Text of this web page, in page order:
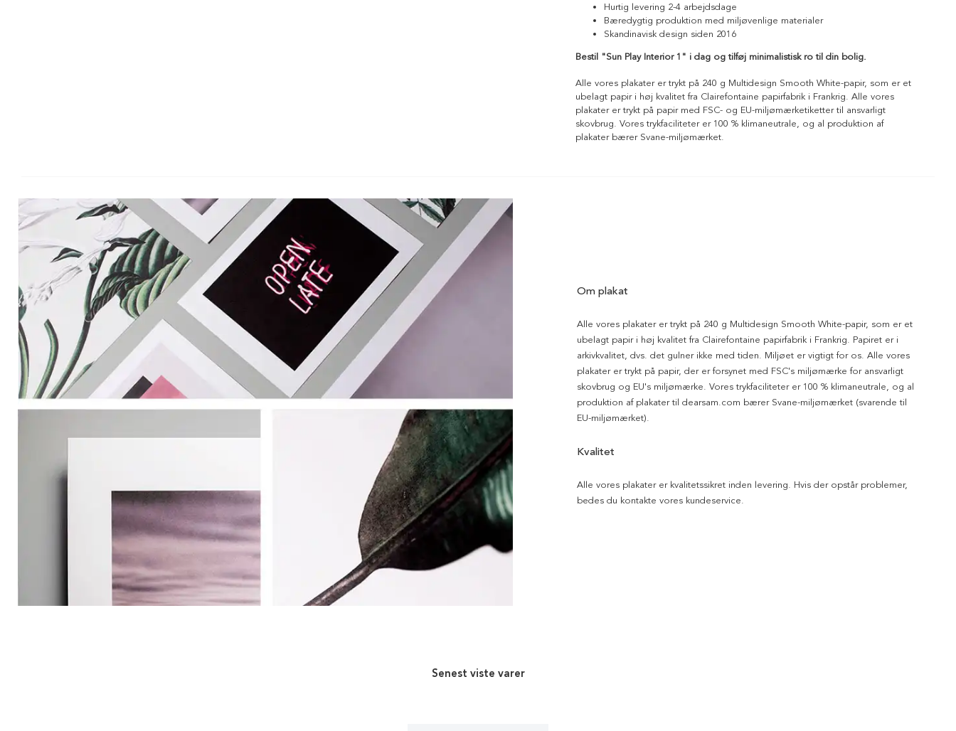
Hurtig levering 2-4 arbejdsdage
Bæredygtig produktion med miljøvenlige materialer
Skandinavisk design siden 2016
Bestil "Sun Play Interior 1" i dag og tilføj minimalistisk ro til din bolig.
Alle vores plakater er trykt på 240 g Multidesign Smooth White-papir, som er et
ubelagt papir i høj kvalitet fra Clairefontaine papirfabrik i Frankrig. Alle vores
plakater er trykt på papir med FSC- og EU-miljømærketiketter til ansvarligt
skovbrug. Vores trykfaciliteter er 100 % klimaneutrale, og al produktion af
plakater bærer Svane-miljømærket.
Om plakat
Alle vores plakater er trykt på 240 g Multidesign Smooth White-papir, som er et
ubelagt papir i høj kvalitet fra Clairefontaine papirfabrik i Frankrig. Papiret er i
arkivkvalitet, dvs. det gulner ikke med tiden. Miljøet er vigtigt for os. Alle vores
plakater er trykt på papir, der er forsynet med FSC's miljømærke for ansvarligt
skovbrug og EU's miljømærke. Vores trykfaciliteter er 100 % klimaneutrale, og al
produktion af plakater til dearsam.com bærer Svane-miljømærket (svarende til
EU-miljømærket).
Kvalitet
Alle vores plakater er kvalitetssikret inden levering. Hvis der opstår problemer,
bedes du kontakte vores kundeservice.
Senest viste varer